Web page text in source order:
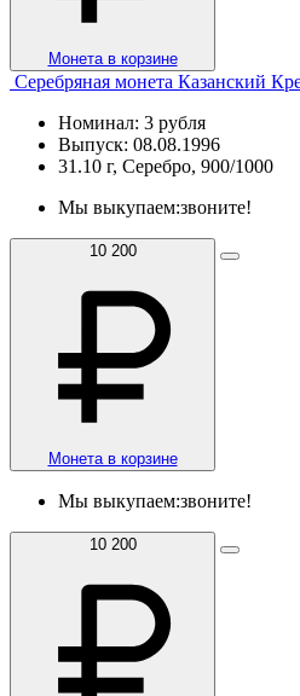
Монета в корзине
Серебряная монета Казанский
Номинал: 3 рубля
Выпуск: 08.08.1996
31.10 г, Серебро, 900/1000
Мы выкупаем:звоните!
10 200
Монета в корзине
Мы выкупаем:звоните!
10 200